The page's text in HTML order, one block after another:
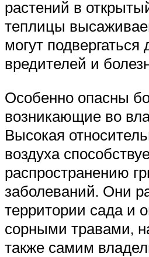
растений в
теплицы
могут
вредителей и
Особенно опасны
возникающие во
Высокая
воздуха
распространению
заболеваний. Они
территории сада и
сорными травами,
также самим